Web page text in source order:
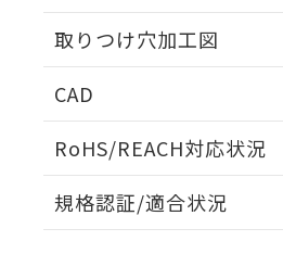
取りつけ穴加工図
CAD
RoHS/REACH対応状況
EU RoHS 注意事項・凡例
規格認証/適合状況